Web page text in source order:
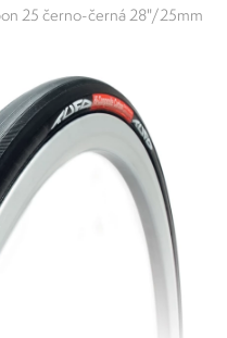
25 černo-černá 28"/25mm